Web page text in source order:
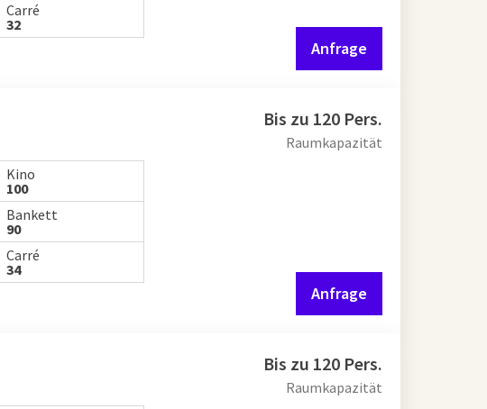
Carré
32
Anfrage
Kino
100
Bankett
90
Carré
34
Bis zu 120 Pers.
Raumkapazität
Anfrage
Bis zu 120 Pers.
Raumkapazität